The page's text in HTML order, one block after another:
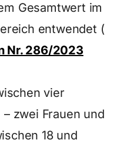
Gesamtwert im
entwendet (
Nr. 286/2023
vier
zwei Frauen und
18 und